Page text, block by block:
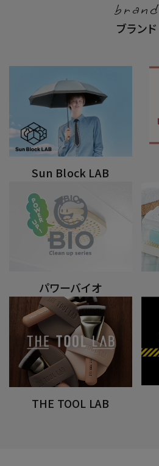
brand
ブランド
Sun Block LAB
パワーバイオ
THE TOOL LAB